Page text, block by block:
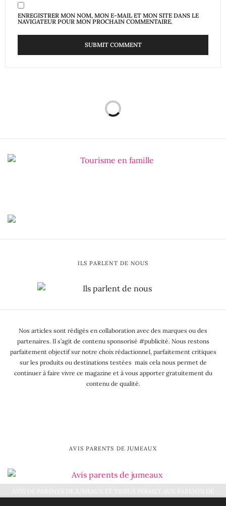
ENREGISTRER MON NOM, MON E-MAIL ET MON SITE DANS LE
NAVIGATEUR POUR MON PROCHAIN COMMENTAIRE.
ILS PARLENT DE NOUS
Nos articles sont rédigés en collaboration avec des marques ou des
partenaires. Il s’agit de contenu sponsorisé #publicité. Nous restons
parfaitement objectif sur notre choix rédactionnel, parfaitement critiques
sur les produits ou destinations testées mais cela nous permet de
continuer à faire vivre ce magazine et à vous apporter gratuitement du
contenu de qualité.
AVIS PARENTS DE JUMEAUX
AVIS DE PARENTS DE JUMEAUX ET TRIBUS PERMET AUX PARENTS DE